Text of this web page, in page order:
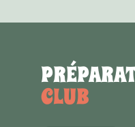
CLUB